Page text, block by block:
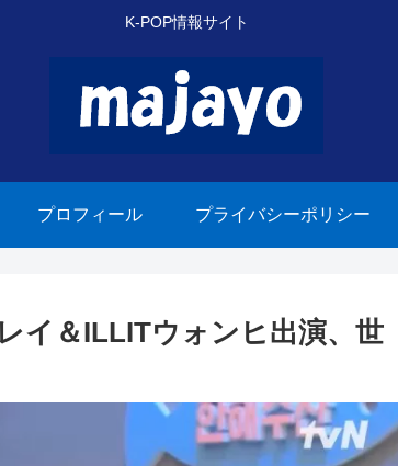
K-POP情報サイト
プロフィール プライバシーポリシー
イ＆ILLITウォンヒ出演、世